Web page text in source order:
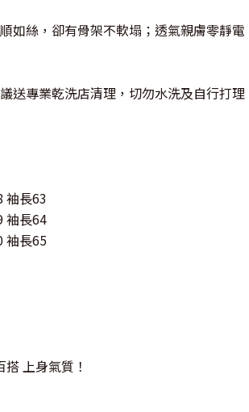
如絲，卻有骨架不軟塌；透氣親膚零靜電
送專業乾洗店清理，切勿水洗及自行打理
袖長63
袖長64
袖長65
上身氣質！